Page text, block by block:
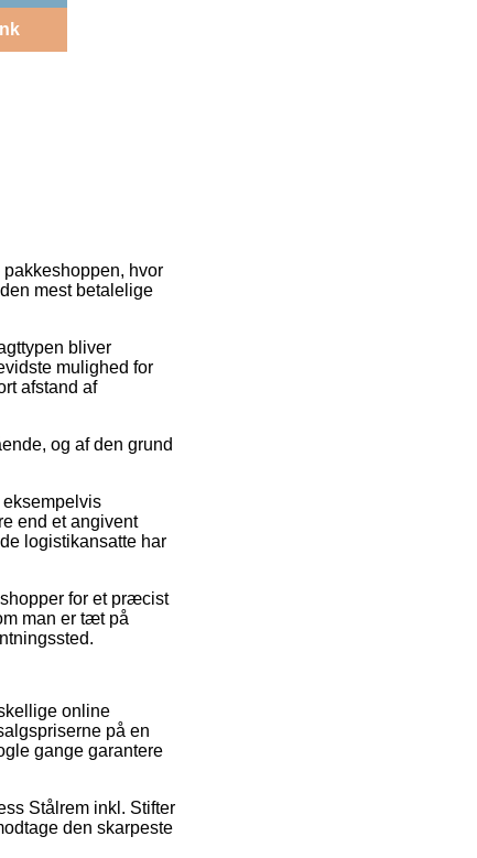
hvor
mest betalelige
bliver
mulighed for
afstand af
og af den grund
end et angivent
logistikansatte har
for et præcist
man er tæt på
online
på en
gange garantere
Stålrem inkl. Stifter
den skarpeste